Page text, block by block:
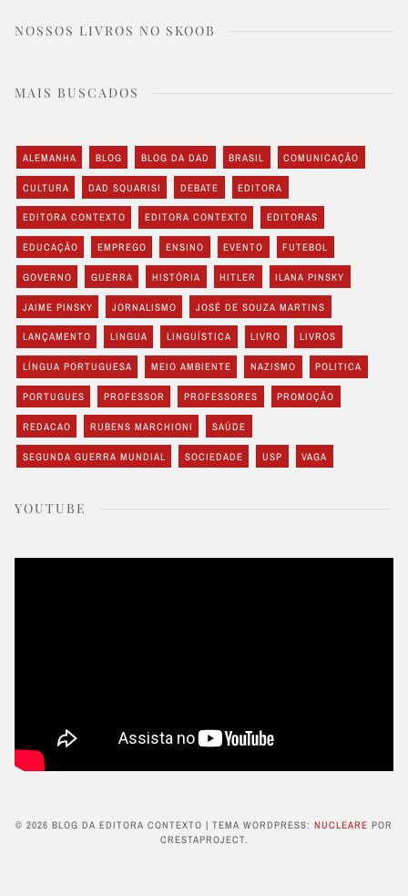
NOSSOS LIVROS NO SKOOB
MAIS BUSCADOS
ALEMANHA BLOG BLOG DA DAD BRASIL COMUNICAÇÃO
CULTURA DAD SQUARISI DEBATE EDITORA
EDITORA CONTEXTO EDITORA CONTEXTO EDITORAS
EDUCAÇÃO EMPREGO ENSINO EVENTO FUTEBOL
GOVERNO GUERRA HISTÓRIA HITLER ILANA PINSKY
JAIME PINSKY JORNALISMO JOSÉ DE SOUZA MARTINS
LANÇAMENTO LINGUA LINGUÍSTICA LIVRO LIVROS
LÍNGUA PORTUGUESA MEIO AMBIENTE NAZISMO POLITICA
PORTUGUES PROFESSOR PROFESSORES PROMOÇÃO
REDACAO RUBENS MARCHIONI SAÚDE
SEGUNDA GUERRA MUNDIAL SOCIEDADE USP VAGA
YOUTUBE
© 2026 BLOG DA EDITORA CONTEXTO | TEMA WORDPRESS: NUCLEARE POR
CRESTAPROJECT.